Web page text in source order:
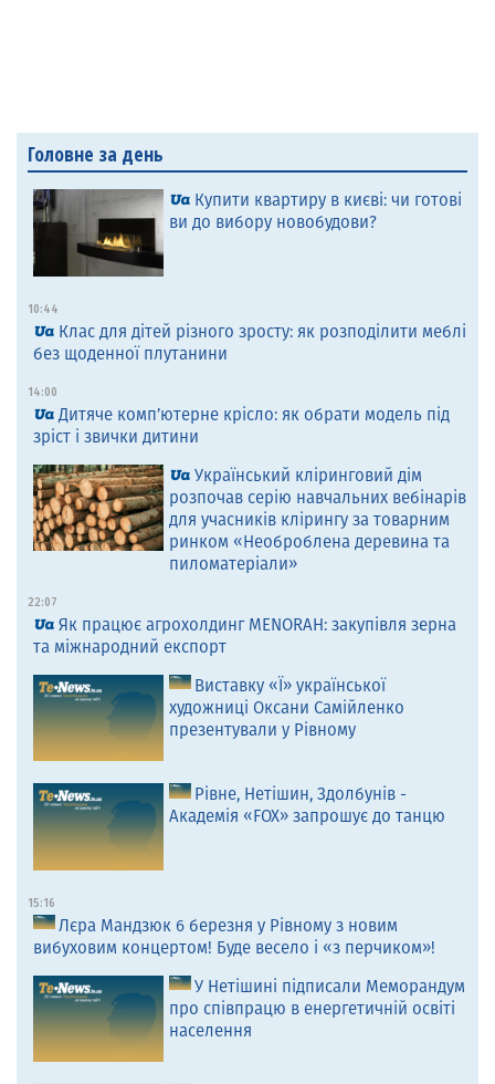
Головне за день
Купити квартиру в києві: чи готові
ви до вибору новобудови?
10:44
Клас для дітей різного зросту: як розподілити меблі
без щоденної плутанини
14:00
Дитяче комп’ютерне крісло: як обрати модель під
зріст і звички дитини
Український кліринговий дім
розпочав серію навчальних вебінарів
для учасників клірингу за товарним
ринком «Необроблена деревина та
пиломатеріали»
22:07
Як працює агрохолдинг MENORAH: закупівля зерна
та міжнародний експорт
Виставку «Ї» української
художниці Оксани Самійленко
презентували у Рівному
Рівне, Нетішин, Здолбунів -
Академія «FOX» запрошує до танцю
15:16
Лєра Мандзюк 6 березня у Рівному з новим
вибуховим концертом! Буде весело і «з перчиком»!
У Нетішині підписали Меморандум
про співпрацю в енергетичній освіті
населення